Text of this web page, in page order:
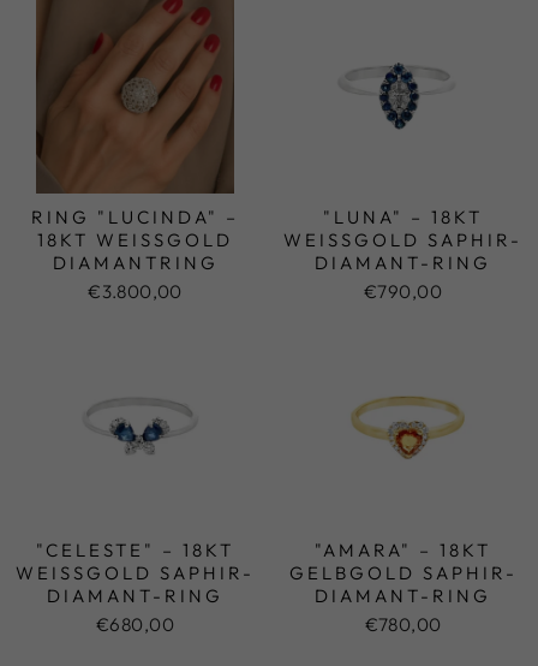
RING "LUCINDA" –
18KT WEISSGOLD D
IAMANTRING
€3.800,00
"LUNA" – 18KT
WEISSGOLD SAPHIR-D
IAMANT-RING
€790,00
"CELESTE" – 18KT
WEISSGOLD SAPHIR-D
IAMANT-RING
€680,00
"AMARA" – 18KT
GELBGOLD SAPHIR-
DIAMANT-RING
€780,00